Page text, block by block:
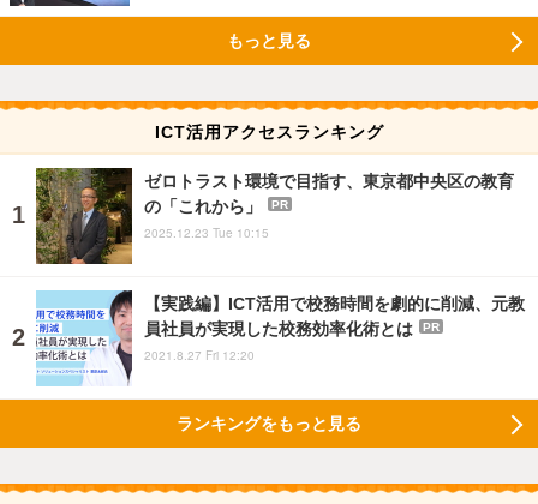
もっと見る
ICT活用アクセスランキング
ゼロトラスト環境で目指す、東京都中央区の教育
の「これから」
PR
2025.12.23 Tue 10:15
【実践編】ICT活用で校務時間を劇的に削減、元教
員社員が実現した校務効率化術とは
PR
2021.8.27 Fri 12:20
ランキングをもっと見る